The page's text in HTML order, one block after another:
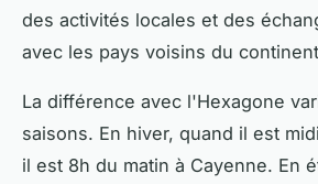
des activités locales et des
avec les pays voisins du
La différence avec l'Hexagone
saisons. En hiver, quand il est
il est 8h du matin à Cayenne. En